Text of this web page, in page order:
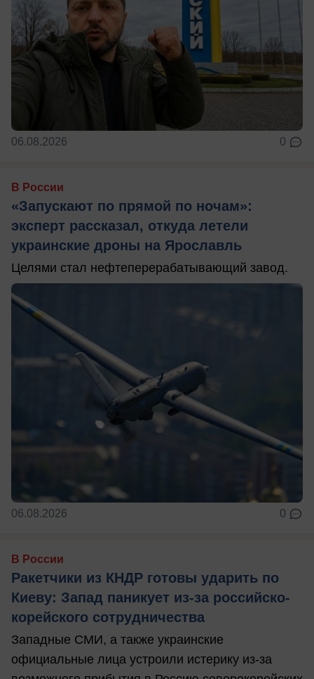
06.08.2026 0
В России
«Запускают по прямой по ночам»:
эксперт рассказал, откуда летели
украинские дроны на Ярославль
Целями стал нефтеперерабатывающий завод.
06.08.2026 0
В России
Ракетчики из КНДР готовы ударить по
Киеву: Запад паникует из-за российско-
корейского сотрудничества
Западные СМИ, а также украинские
официальные лица устроили истерику из-за